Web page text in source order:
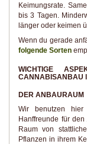
Keimungsrate.
bis 3 Tagen.
länger oder keimen
Wenn du gerade
folgende Sorten
WICHTIGE
CANNABISANBAU
DER ANBAURAUM
Wir benutzen
Hanffreunde für
Raum von
Pflanzen in ihrem